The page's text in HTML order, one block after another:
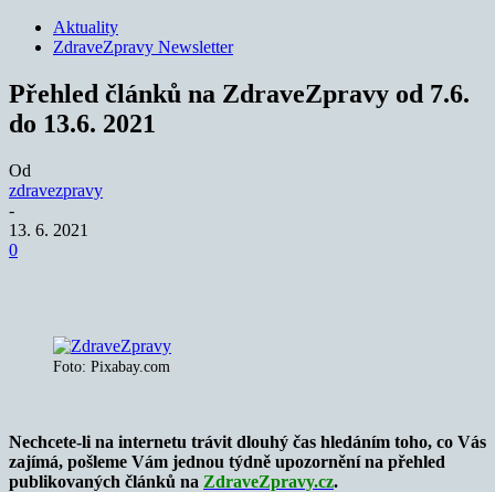
Aktuality
ZdraveZpravy Newsletter
Přehled článků na ZdraveZpravy od 7.6.
do 13.6. 2021
Od
zdravezpravy
-
13. 6. 2021
0
Foto: Pixabay.com
Nechcete-li na internetu trávit dlouhý čas hledáním toho, co Vás
zajímá, pošleme Vám jednou týdně upozornění na přehled
publikovaných článků na ZdraveZpravy.cz.